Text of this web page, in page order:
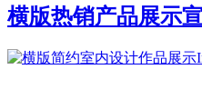
横版热销产品展示